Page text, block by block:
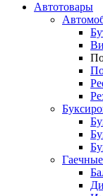
Автотовары